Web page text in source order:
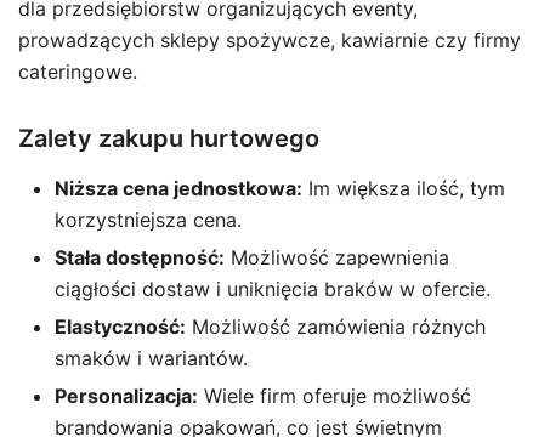
dla przedsiębiorstw organizujących eventy,
prowadzących sklepy spożywcze, kawiarnie czy firmy
cateringowe.
Zalety zakupu hurtowego
Niższa cena jednostkowa: Im większa ilość, tym
korzystniejsza cena.
Stała dostępność: Możliwość zapewnienia
ciągłości dostaw i uniknięcia braków w ofercie.
Elastyczność: Możliwość zamówienia różnych
smaków i wariantów.
Personalizacja: Wiele firm oferuje możliwość
brandowania opakowań, co jest świetnym